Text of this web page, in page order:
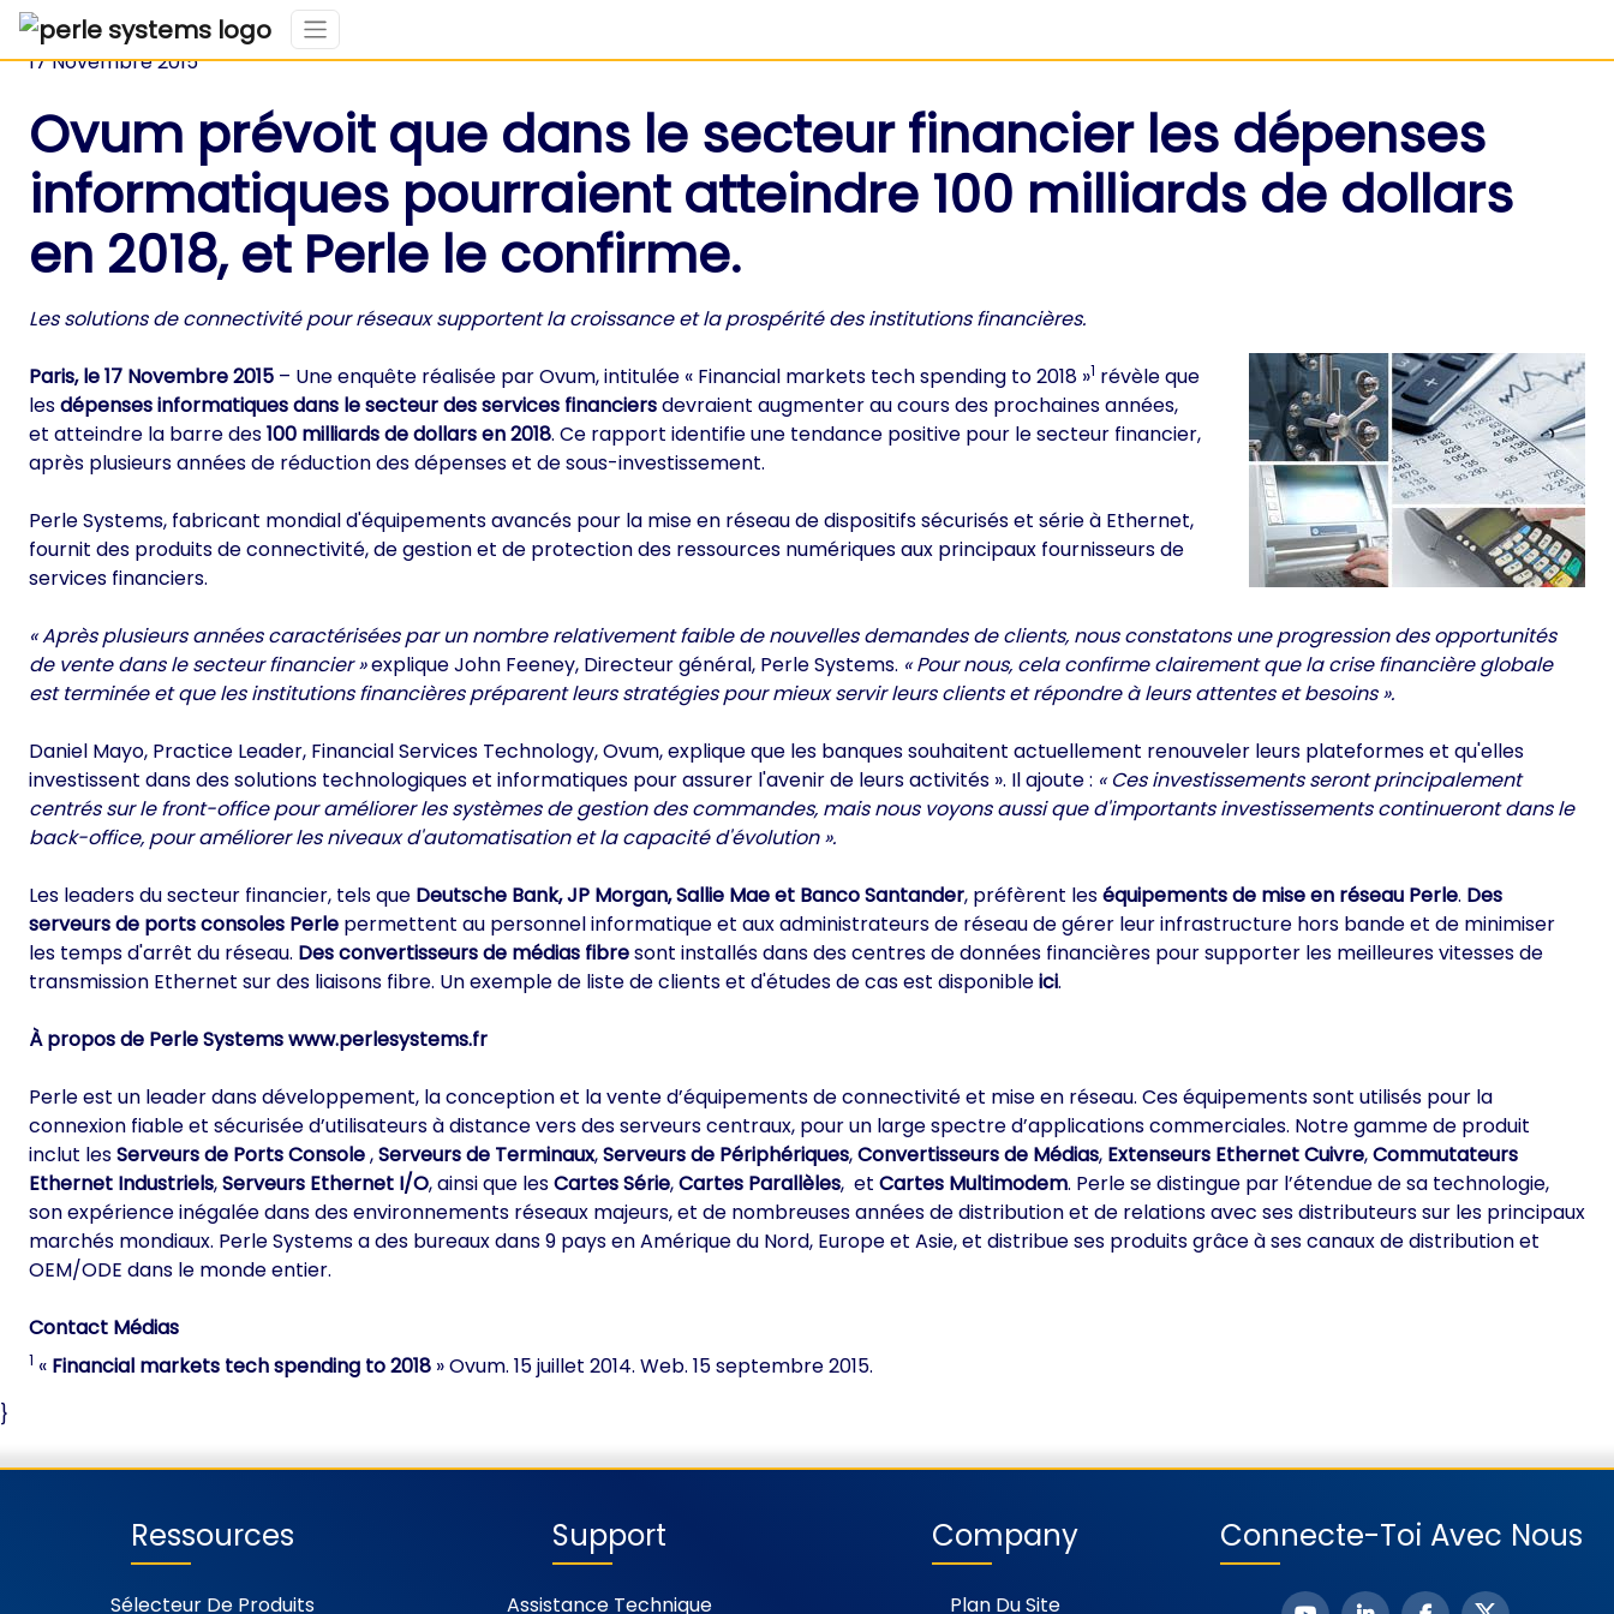
17 Novembre 2015
Ovum prévoit que dans le secteur financier les dépenses
informatiques pourraient atteindre 100 milliards de dollars
en 2018, et Perle le confirme.
Les solutions de connectivité pour réseaux supportent la croissance et la prospérité des institutions financières.
Paris, le 17 Novembre 2015 – Une enquête réalisée par Ovum, intitulée « Financial markets tech spending to 2018 »1 révèle que
lesdépenses informatiques dans le secteur des services financiersdevraient augmenter au cours des prochaines années,
et atteindre la barre des100 milliards de dollars en 2018. Ce rapport identifie une tendance positive pour le secteur financier,
après plusieurs années de réduction des dépenses et de sous-investissement.
Perle Systems, fabricant mondial d'équipements avancés pour la mise en réseau de dispositifs sécurisés et série à Ethernet,
fournit des produits de connectivité, de gestion et de protection des ressources numériques aux principaux fournisseurs de
services financiers.
« Après plusieurs années caractérisées par un nombre relativement faible de nouvelles demandes de clients, nous constatons une progression des opportunités
de vente dans le secteur financier »explique John Feeney, Directeur général, Perle Systems. « Pour nous, cela confirme clairement que la crise financière globale
est terminée et que les institutions financières préparent leurs stratégies pour mieux servir leurs clients et répondre à leurs attentes et besoins ».
Daniel Mayo, Practice Leader, Financial Services Technology, Ovum, explique que les banques souhaitent actuellement renouveler leurs plateformes et qu'elles
investissent dans des solutions technologiques et informatiques pour assurer l'avenir de leurs activités ». Il ajoute : « Ces investissements seront principalement
centrés sur le front-office pour améliorer les systèmes de gestion des commandes, mais nous voyons aussi que d'importants investissements continueront dans le
back-office, pour améliorer les niveaux d'automatisation et la capacité d'évolution ».
Les leaders du secteur financier, tels que Deutsche Bank, JP Morgan, Sallie Mae et Banco Santander, préfèrent leséquipements de mise en réseau Perle. Des
serveurs de ports consoles Perle permettent au personnel informatique et aux administrateurs de réseau de gérer leur infrastructure hors bande et de minimiser
les temps d'arrêt du réseau. Des convertisseurs de médias fibresont installés dans des centres de données financières pour supporter les meilleures vitesses de
transmission Ethernet sur des liaisons fibre. Un exemple de liste de clients et d'études de cas est disponibleici.
À propos de Perle Systemswww.perlesystems.fr
Perle est un leader dans développement, la conception et la vente d’équipements de connectivité et mise en réseau. Ces équipements sont utilisés pour la
connexion fiable et sécurisée d’utilisateurs à distance vers des serveurs centraux, pour un large spectre d’applications commerciales. Notre gamme de produit
inclut lesServeurs de Ports Console,Serveurs de Terminaux,Serveurs de Périphériques,Convertisseurs de Médias, Extenseurs Ethernet Cuivre,Commutateurs
Ethernet Industriels,Serveurs Ethernet I/O, ainsi que lesCartes Série,Cartes Parallèles, et Cartes Multimodem. Perle se distingue par l’étendue de sa technologie,
son expérience inégalée dans des environnements réseaux majeurs, et de nombreuses années de distribution et de relations avec ses distributeurs sur les principaux
marchés mondiaux. Perle Systems a des bureaux dans 9 pays en Amérique du Nord, Europe et Asie, et distribue ses produits grâce à ses canaux de distribution et
OEM/ODE dans le monde entier.
Contact Médias
1 « Financial markets tech spending to 2018 » Ovum. 15 juillet 2014. Web. 15 septembre 2015.
}
Ressources
Sélecteur De Produits
Support
Assistance Technique
Company
Plan Du Site
Connecte-Toi Avec Nous